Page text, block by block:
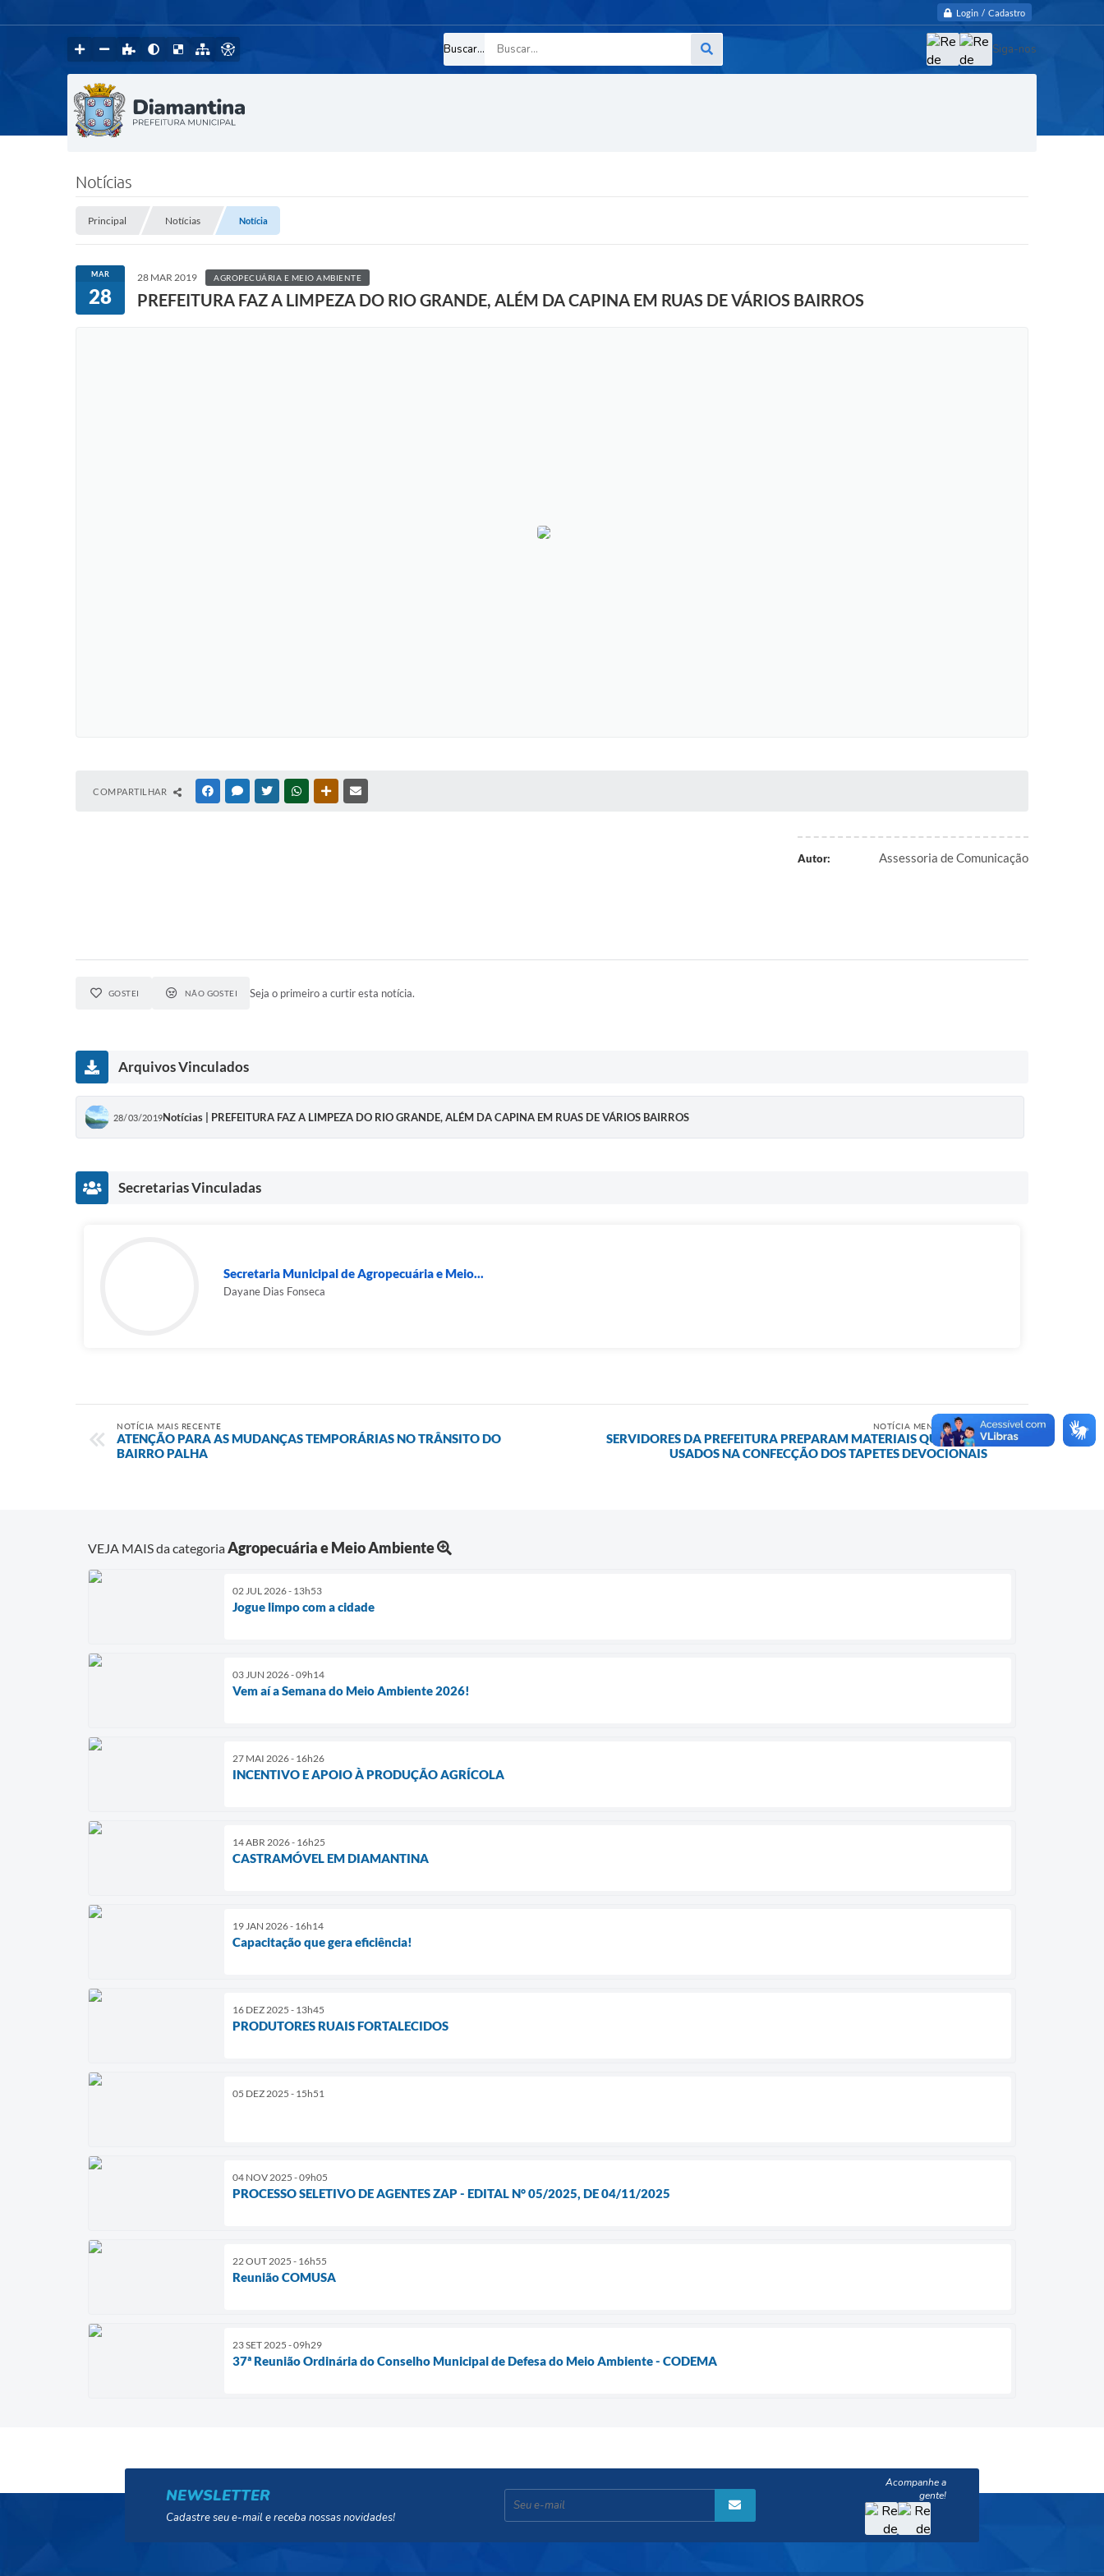
Login / Cadastro
Buscar... Siga-nos
Notícias
Principal Notícias Notícia
MAR
28
28 MAR 2019 AGROPECUÁRIA E MEIO AMBIENTE
PREFEITURA FAZ A LIMPEZA DO RIO GRANDE, ALÉM DA CAPINA EM RUAS DE VÁRIOS BAIRROS
COMPARTILHAR FACEBOOKMESSENGER
TWITTERWHATSAPPOUTRAS MÍDIAS
Autor: Assessoria de Comunicação
GOSTEI NÃO GOSTEI Seja o primeiro a curtir esta notícia.
Arquivos Vinculados
28/03/2019Notícias | PREFEITURA FAZ A LIMPEZA DO RIO GRANDE, ALÉM DA CAPINA EM RUAS DE VÁRIOS BAIRROS
Secretarias Vinculadas
Secretaria Municipal de Agropecuária e Meio...
Dayane Dias Fonseca
NOTÍCIA MAIS RECENTE
ATENÇÃO PARA AS MUDANÇAS TEMPORÁRIAS NO TRÂNSITO DO
BAIRRO PALHA
NOTÍCIA MENOS RECENTE
SERVIDORES DA PREFEITURA PREPARAM MATERIAIS QUE SERÃO
USADOS NA CONFECÇÃO DOS TAPETES DEVOCIONAIS
VEJA MAIS da categoriaAgropecuária e Meio Ambiente
02 JUL 2026 - 13h53
Jogue limpo com a cidade
03 JUN 2026 - 09h14
Vem aí a Semana do Meio Ambiente 2026!
27 MAI 2026 - 16h26
INCENTIVO E APOIO À PRODUÇÃO AGRÍCOLA
14 ABR 2026 - 16h25
CASTRAMÓVEL EM DIAMANTINA
19 JAN 2026 - 16h14
Capacitação que gera eficiência!
16 DEZ 2025 - 13h45
PRODUTORES RUAIS FORTALECIDOS
05 DEZ 2025 - 15h51
04 NOV 2025 - 09h05
PROCESSO SELETIVO DE AGENTES ZAP - EDITAL N° 05/2025, DE 04/11/2025
22 OUT 2025 - 16h55
Reunião COMUSA
23 SET 2025 - 09h29
37ª Reunião Ordinária do Conselho Municipal de Defesa do Meio Ambiente - CODEMA
NEWSLETTER
Cadastre seu e-mail e receba nossas novidades!